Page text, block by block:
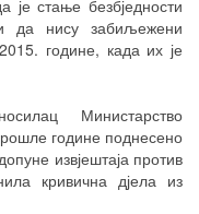
је стање безбједности
да нису забиљежени
године, када их је
Министарство
године поднесено
извјештаја против
кривична дјела из